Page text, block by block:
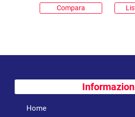
Compara
Home